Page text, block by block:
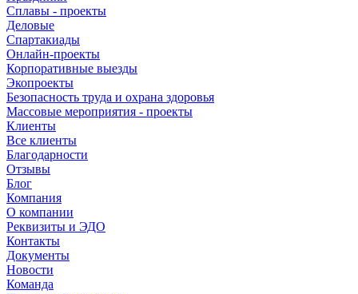
Сплавы - проекты
Деловые
Спартакиады
Онлайн-проекты
Корпоративные выезды
Экопроекты
Безопасность труда и охрана здоровья
Массовые мероприятия - проекты
Клиенты
Все клиенты
Благодарности
Отзывы
Блог
Компания
О компании
Реквизиты и ЭДО
Контакты
Документы
Новости
Команда